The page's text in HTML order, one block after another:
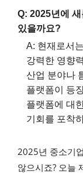
Q: 2025년에
있을까요?
A: 현재로서
강력한 영향
산업 분야나
플랫폼이 등
플랫폼에 대
기회를 포착
2025년 중소기
않으시죠? 오늘